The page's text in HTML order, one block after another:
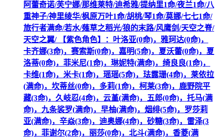
阿蕾奇诺/芙宁娜/那维莱特/迪希雅/提纳里1命/夜兰1命/八
重神子/神里绫华/枫原万叶1命/胡桃/琴1命/莫娜/七七1命/
旅行者满命/若水/薙草之稻光/狼的末路/风鹰剑/天空之脊/
天空之翼/ 【紫色角色】：叶洛亚(0命)，雅珂达(0命)，
卡齐娜(3命)，赛索斯(0命)，嘉明(5命)，夏沃蕾(0命)，夏
洛蒂(0命)，菲米尼(1命)，琳妮特(满命)，绮良良(1命)，
卡维(1命)，米卡(1命)，瑶瑶(5命)，珐露珊(4命)，莱依拉
(满命)，坎蒂丝(0命)，多莉(1命)，柯莱(3命)，鹿野院平
藏(3命)，久岐忍(4命)，云堇(满命)，五郎(0命)，托马(满
命)，九条裟罗(满命)，早柚(满命)，烟绯(5命)，罗莎莉
亚(满命)，辛焱(3命)，迪奥娜(4命)，砂糖(3命)，雷泽(3
命)，菲谢尔(2命)，丽莎(0命)，北斗(满命)，香菱(满